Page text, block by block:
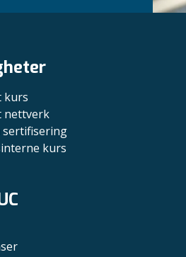
kurs
nettverk
sertifisering
kurs